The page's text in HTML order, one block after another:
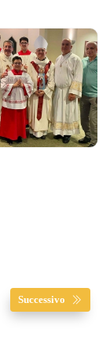
Successivo